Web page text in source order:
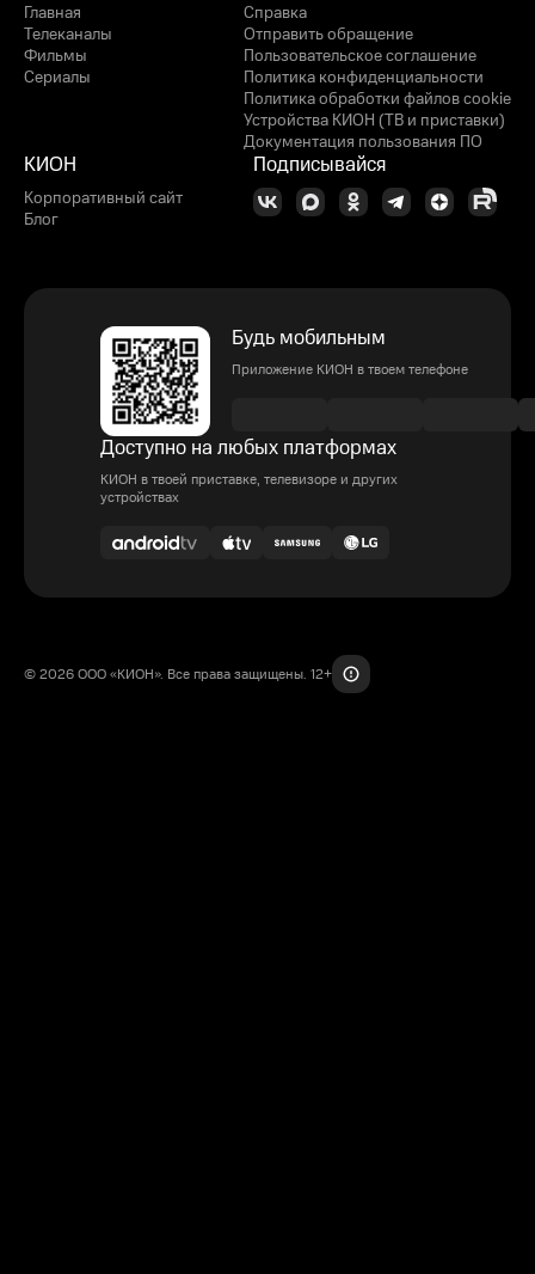
Главная
Телеканалы
Фильмы
Сериалы
Справка
Отправить обращение
Пользовательское соглашение
Политика конфиденциальности
Политика обработки файлов cookie
Устройства КИОН (ТВ и приставки)
Документация пользования ПО
КИОН
Корпоративный сайт
Блог
Подписывайся
Будь мобильным
Приложение КИОН в твоем телефоне
Доступно на любых платформах
КИОН в твоей приставке, телевизоре и других
устройствах
© 2026 ООО «КИОН». Все права защищены. 12+